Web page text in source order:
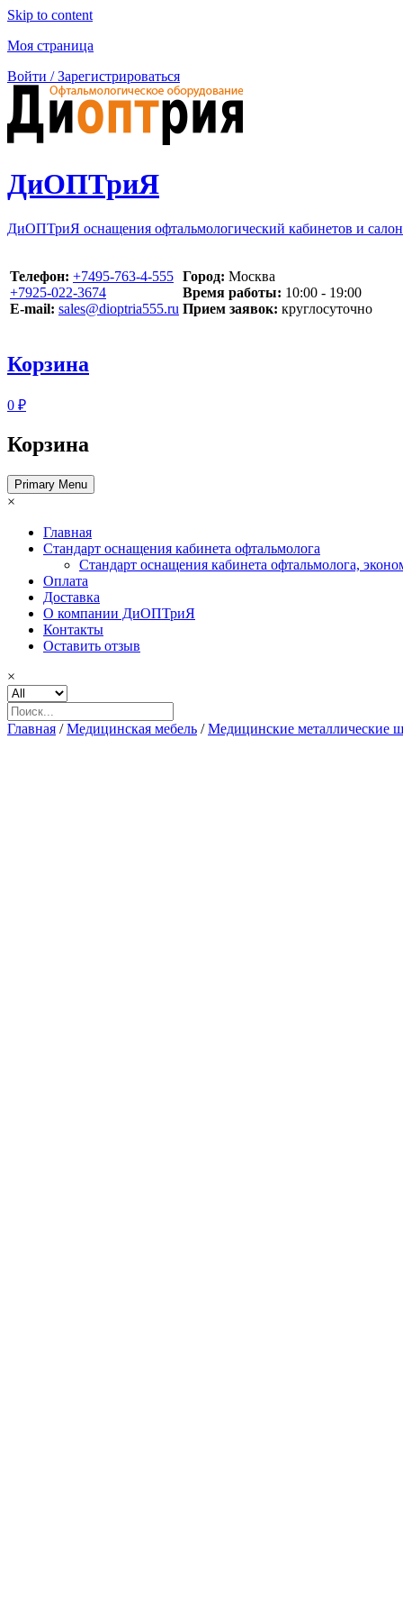
Skip to content
Моя страница
Войти / Зарегистрироваться
ДиОПТриЯ
ДиОПТриЯ оснащения офтальмологический кабинетов и
Телефон: ‪+7495-763-4-555‬
‪+7925-022-3674‬
E-mail: sales@dioptria555.ru
Город: Москва
Время работы: 10:00 - 19:00
Прием заявок: круглосуточно
Корзина
0 ₽
Корзина
Primary Menu
×
Главная
Стандарт оснащения кабинета офтальмолога
Стандарт оснащения кабинета офтальмолога,
Оплата
Доставка
О компании ДиОПТриЯ
Контакты
Оставить отзыв
×
Главная /Медицинская мебель /Медицинские металлические